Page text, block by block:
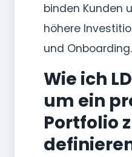
binden Kunden
höhere
und Onboarding.
Wie ich
um ein
Portfolio